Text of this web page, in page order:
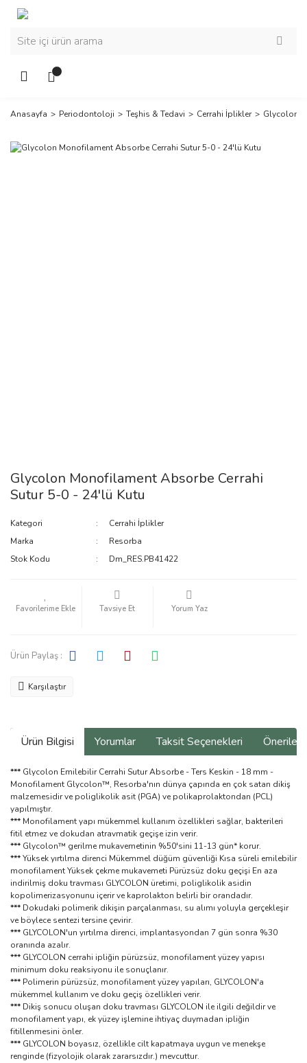
Anasayfa Periodontoloji Teşhis & Tedavi Cerrahi İplikler Glycolon
Glycolon Monofilament Absorbe Cerrahi
Sutur 5-0 - 24'lü Kutu
Kategori
Cerrahi İplikler
Marka
Resorba
Stok Kodu
Dm_RES.PB41422
Tavsiye Et Yorum Yaz
Ürün Paylaş :
Karşılaştır
Ürün Bilgisi Yorumlar Taksit Seçenekleri
*** Glycolon Emilebilir Cerrahi Sutur Absorbe - Ters Keskin - 18 mm -
Monofilament Glycolon™, Resorba'nın dünya çapında en çok satan dikiş
malzemesidir ve poliglikolik asit (PGA) ve polikaprolaktondan (PCL)
yapılmıştır.
*** Monofilament yapı mükemmel kullanım özellikleri sağlar, bakterileri
fitil etmez ve dokudan atravmatik geçişe izin verir.
*** Glycolon™ gerilme mukavemetinin %50'sini 11-13 gün* korur.
***Yüksek yırtılma direnci Mükemmel düğüm güvenliği Kısa süreli emilebilir
monofilament Yüksek çekme mukavemeti Pürüzsüz doku geçişi En aza
indirilmiş doku travması GLYCOLON üretimi, poliglikolik asidin
kopolimerizasyonunu içerir ve kaprolakton belirli bir orandadır.
*** Dokudaki polimerik dikişin parçalanması, su alımı yoluyla gerçekleşir
ve böylece sentezi tersine çevirir.
*** GLYCOLON'un yırtılma direnci, implantasyondan 7 gün sonra %30
oranında azalır.
*** GLYCOLON cerrahi ipliğin pürüzsüz, monofilament yüzey yapısı
minimum doku reaksiyonu ile sonuçlanır.
*** Polimerin pürüzsüz, monofilament yüzey yapıları, GLYCOLON'a
mükemmel kullanım ve doku geçiş özellikleri verir.
*** Dikiş sonucu oluşan doku travması GLYCOLON ile ilgili değildir ve
monofilament yapı, ek yüzey işlemine ihtiyaç duymadan ipliğin
fitillenmesini önler.
*** GLYCOLON boyasız, özellikle cilt kapatmaya uygun ve menekşe
renginde (fizyolojik olarak zararsızdır.) mevcuttur.